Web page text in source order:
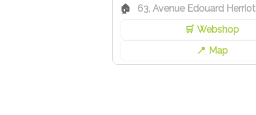
63, Avenue Edouard Herriot
Webshop
Map